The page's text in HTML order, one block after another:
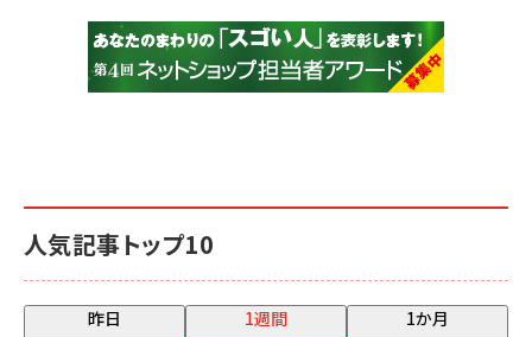
人気記事トップ10
昨日 1週間 1か月